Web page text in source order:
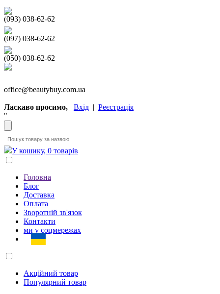
(093) 038-62-62
(097) 038-62-62
(050) 038-62-62
office@beautybuy.com.ua
Ласкаво просимо, Вхід | Реєстрація
"
У кошику, 0 товарів
Головна
Блог
Доставка
Оплата
Зворотній зв'язок
Контакти
ми у соцмережах
Акційний товар
Популярний товар